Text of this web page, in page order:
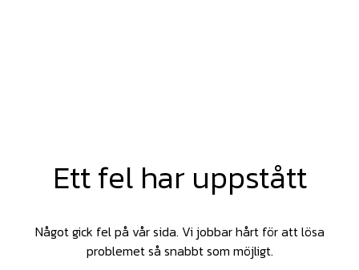
Ett fel har uppstått
Något gick fel på vår sida. Vi jobbar hårt för att lösa
problemet så snabbt som möjligt.